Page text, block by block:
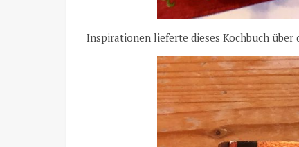
Inspirationen lieferte dieses Kochbuch über